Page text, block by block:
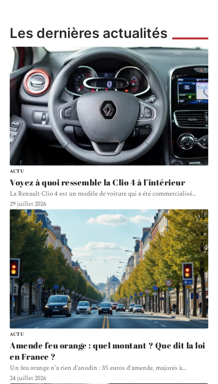
Les dernières actualités
ACTU
Voyez à quoi ressemble la Clio 4 à l’intérieur
La Renault Clio 4 est un modèle de voiture qui a été commercialisé…
29 juillet 2026
ACTU
Amende feu orange : quel montant ? Que dit la loi
en France ?
Un feu orange n’a rien d’anodin : 35 euros d’amende, majorés à…
24 juillet 2026